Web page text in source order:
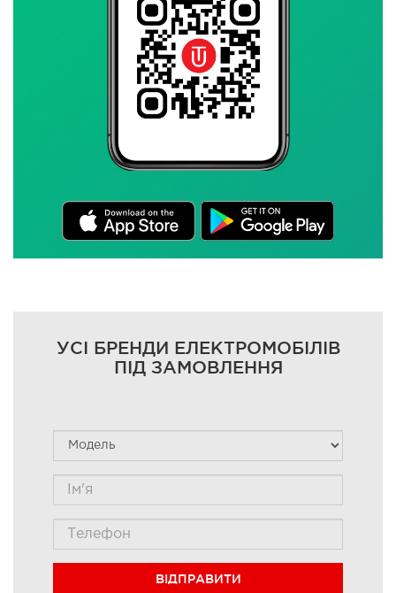
УСІ БРЕНДИ ЕЛЕКТРОМОБІЛІВ
ПІД ЗАМОВЛЕННЯ
ВІДПРАВИТИ